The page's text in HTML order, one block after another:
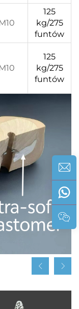
125
kg/275
funtów
125
kg/275
funtów